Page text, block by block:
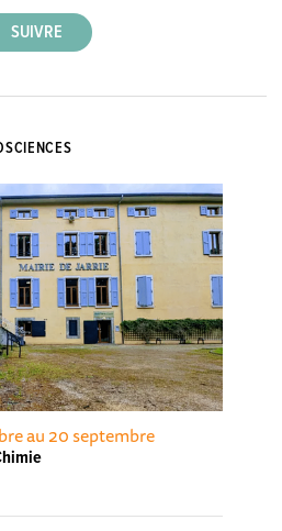
au 20 septembre